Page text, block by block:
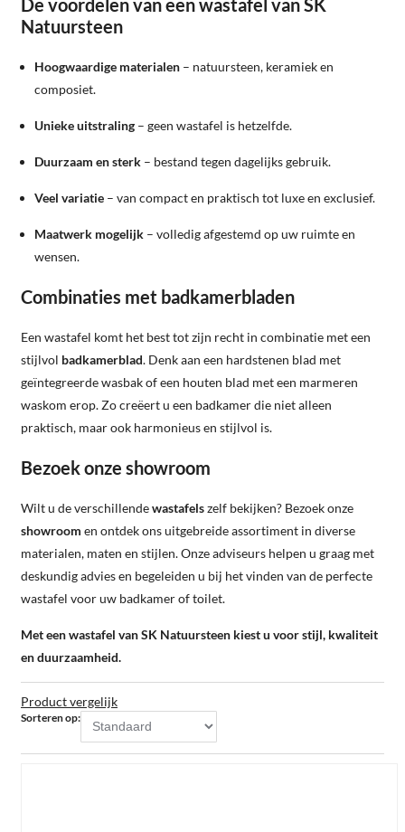
Natuursteen
Hoogwaardige materialen – natuursteen, keramiek en
composiet.
Unieke uitstraling – geen wastafel is hetzelfde.
Duurzaam en sterk – bestand tegen dagelijks gebruik.
Veel variatie – van compact en praktisch tot luxe en exclusief.
Maatwerk mogelijk – volledig afgestemd op uw ruimte en
wensen.
Combinaties met badkamerbladen
Een wastafel komt het best tot zijn recht in combinatie met een
stijlvol badkamerblad. Denk aan een hardstenen blad met
geïntegreerde wasbak of een houten blad met een marmeren
waskom erop. Zo creëert u een badkamer die niet alleen
praktisch, maar ook harmonieus en stijlvol is.
Bezoek onze showroom
Wilt u de verschillendewastafelszelf bekijken? Bezoek onze
showroom en ontdek ons uitgebreide assortiment in diverse
materialen, maten en stijlen. Onze adviseurs helpen u graag met
deskundig advies en begeleiden u bij het vinden van de perfecte
wastafel voor uw badkamer of toilet.
Met een wastafel van SK Natuursteen kiest u voor stijl, kwaliteit
en duurzaamheid.
Product vergelijk
Sorteren op: